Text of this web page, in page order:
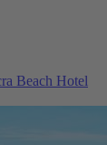
Beach Hotel